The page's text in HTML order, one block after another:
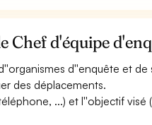
Chef d'équipe
d''enquête et
des déplacements.
...) et l''objectif